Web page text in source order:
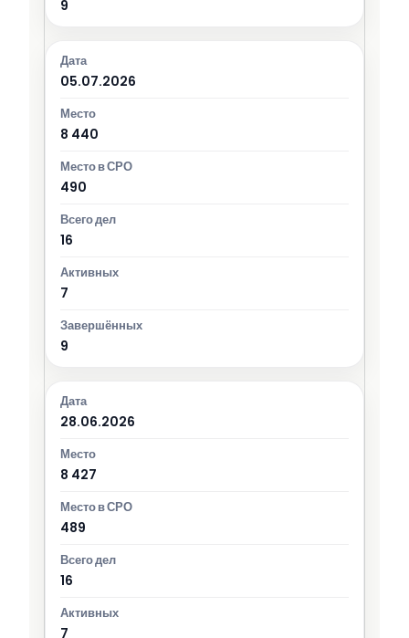
9
05.07.2026
8 440
490
16
7
9
28.06.2026
8 427
489
16
7